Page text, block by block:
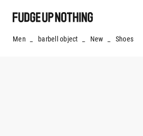
Men barbell object New Shoes